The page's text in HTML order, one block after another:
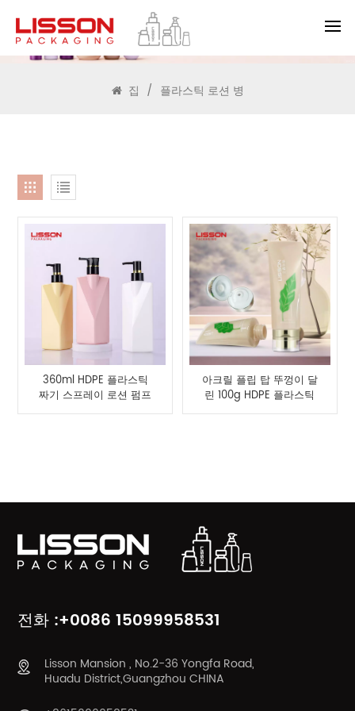
찾다
집 / 플라스틱 로션 병
360ml HDPE 플라스틱
짜기 스프레이 로션 펌프
병
아크릴 플립 탑 뚜껑이 달
린 100g HDPE 플라스틱
로션 크림 병
전화 :+0086 15099958531
Lisson Mansion , No.2-36 Yongfa Road,
Huadu District,Guangzhou CHINA